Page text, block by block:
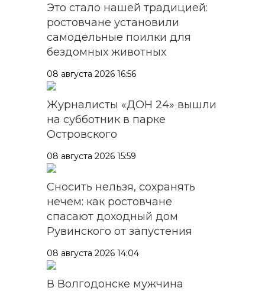
Это стало нашей традицией:
ростовчане установили
самодельные поилки для
бездомных животных
08 августа 2026 16:56
Журналисты «ДОН 24» вышли
на субботник в парке
Островского
08 августа 2026 15:59
Сносить нельзя, сохранять
нечем: как ростовчане
спасают доходный дом
Рувинского от запустения
08 августа 2026 14:04
В Волгодонске мужчина